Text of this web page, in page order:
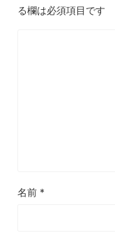
る欄は必須項目です
名前 *